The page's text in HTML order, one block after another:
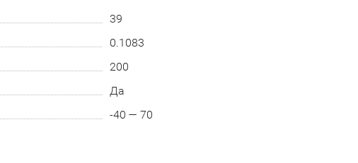
39
0.1083
200
Да
-40 — 70